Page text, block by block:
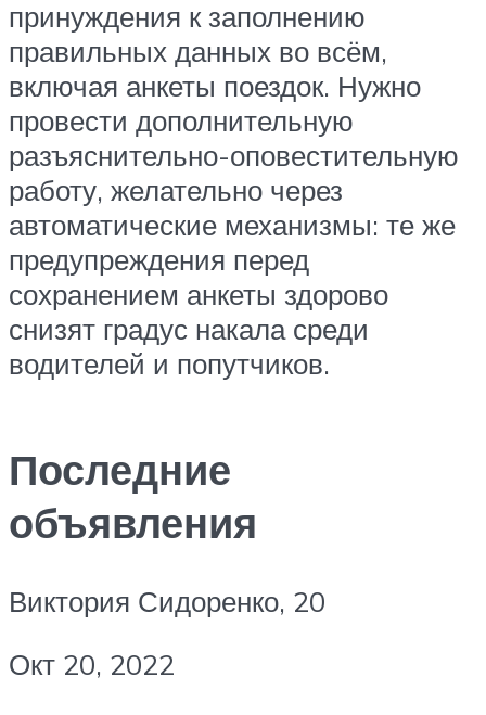
принуждения к заполнению
правильных данных во всём,
включая анкеты поездок. Нужно
провести дополнительную
разъяснительно-оповестительную
работу, желательно через
автоматические механизмы: те же
предупреждения перед
сохранением анкеты здорово
снизят градус накала среди
водителей и попутчиков.
Последние
объявления
Виктория Сидоренко, 20
Окт 20, 2022